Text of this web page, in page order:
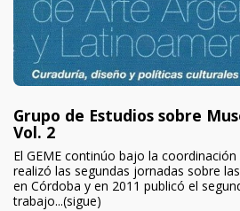
Grupo de Estudios sobre
Vol. 2
El GEME continúo bajo la
realizó las segundas jornadas sobre
en Córdoba y en 2011 publicó el
trabajo...(sigue)